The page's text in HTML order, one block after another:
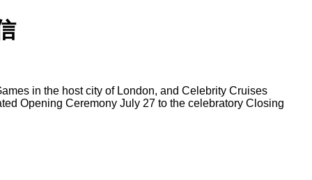
in the host city of London, and Celebrity Cruises
Opening Ceremony July 27 to the celebratory Closing